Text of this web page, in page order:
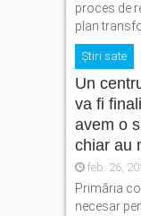
proces de
plan
Știri sate
Un
va fi
avem o
chiar au
feb. 26,
Primăria
necesar